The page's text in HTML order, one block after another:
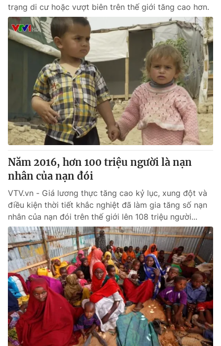
trạng di cư hoặc vượt biên trên thế giới tăng cao hơn.
Năm 2016, hơn 100 triệu người là nạn
nhân của nạn đói
VTV.vn - Giá lương thực tăng cao kỷ lục, xung đột và
điều kiện thời tiết khắc nghiệt đã làm gia tăng số nạn
nhân của nạn đói trên thế giới lên 108 triệu người...